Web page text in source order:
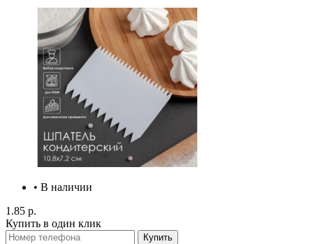
• В наличии
1.85 р.
Купить в один клик
Купить